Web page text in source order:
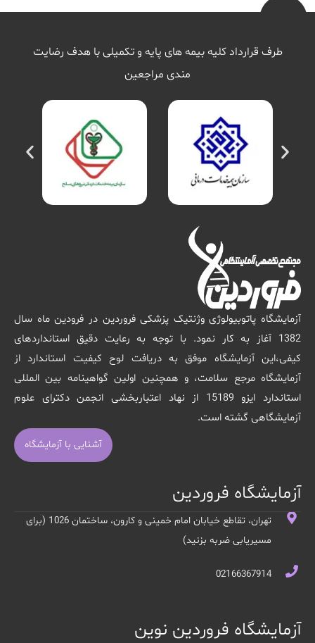
طرف قرارداد کلیه بیمه های پایه و تکمیلی با هدف رضایت
مندی مراجعین
آزمایشگاه پاتوبیولوژی وژنتیک پزشکی فروردین در فرودین ماه سال
1382 آغاز به کار نمود. با توجه به رعایت دقیق استانداردهای
کیفی،این آزمایشگاه موفق به دریافت لوح کیفیت استاندارد از
آزمایشگاه مرجع سلامت، و همچنین اولین گواهینامه بین المللی
استاندارد ایزو 15189 از نهاد اعتباربخشی انجمن دکترای علوم
آزمایشگاهی گشته است.
آشنایی با آزمایشگاه
آزمایشگاه فروردین
تهران، تقاطع خیابان امام خمینی و کارون، ساختمان 1026 (برای
مسیریابی ضربه بزنید)
02166367914
آزمایشگاه فروردین نوین